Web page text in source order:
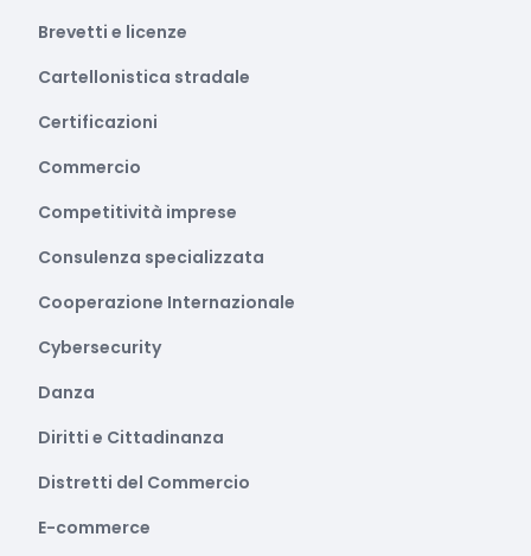
Brevetti e licenze
Cartellonistica stradale
Certificazioni
Commercio
Competitività imprese
Consulenza specializzata
Cooperazione Internazionale
Cybersecurity
Danza
Diritti e Cittadinanza
Distretti del Commercio
E-commerce